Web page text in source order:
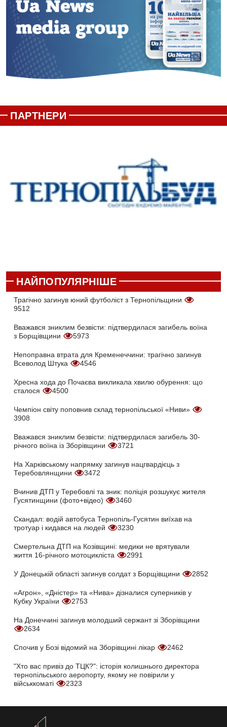
ПАРТНЕРИ
НАЙПОПУЛЯРНІШЕ
Трагічно загинув юний футболіст з Тернопільщини
9512
Вважався зниклим безвісти: підтвердилася загибель воїна
з Борщівщини
5973
Непоправна втрата для Кременеччини: трагічно загинув
Всеволод Штука
4546
Хресна хода до Почаєва викликала хвилю обурення: що
сталося
4500
Чемпіон світу поповнив склад тернопільської «Ниви»
3908
Вважався зниклим безвісти: підтвердилася загибель 30-
річного воїна із Зборівщини
3721
На Харківському напрямку загинув нацгвардієць з
Теребовлянщини
3472
Вчинив ДТП у Теребовлі та зник: поліція розшукує жителя
Гусятинщини (фото+відео)
3460
Скандал: водій автобуса Тернопіль-Гусятин виїхав на
тротуар і кидався на людей
3230
Смертельна ДТП на Козівщині: медики не врятували
життя 16-річного мотоцикліста
2991
У Донецькій області загинув солдат з Борщівщини 2852
«Агрон», «Дністер» та «Нива» дізналися суперників у
Кубку України
2753
На Донеччині загинув молодший сержант зі Зборівщини
2634
Спочив у Бозі відомий на Зборівщині лікар 2462
"Хто вас привіз до ТЦК?": історія колишнього директора
тернопільського аеропорту, якому не повірили у
військкоматі
2323